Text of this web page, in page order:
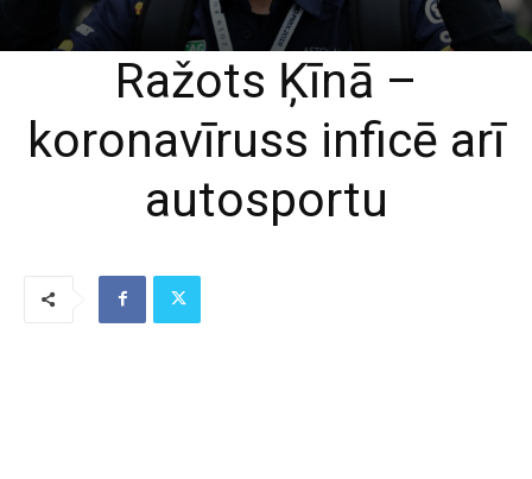
Ražots Ķīnā –
koronavīruss inficē arī
autosportu